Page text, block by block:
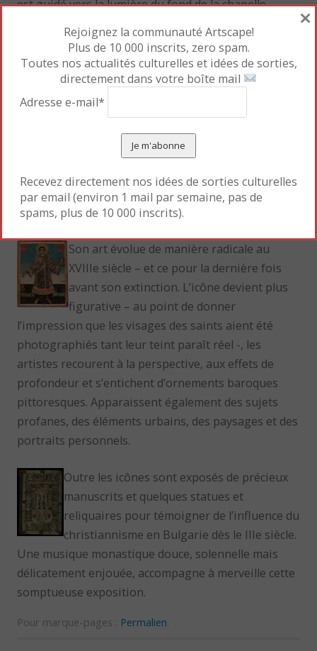
est guidé vers la lumière du fond de la chapelle.
historique.
A partir du XVIIIe siècle, l’icône joue un rôle
fondamental dans la reconquête de l’identité
nationale. Objet devenu politique, elle représente
des personnalités patriotiques comme les saints
frères Cyrille et Méthode.
L’icône bulgare était jusque-là sacrée. Elle n’utilisait
pas la perspective et ne tentait pas de reproduire la
réalité.
Son art évolue de manière radicale au
XVIIIe siècle – et ce pour la dernière fois
avant son extinction. L’icône devient plus
figurative – au point de donner
l’impression que les visages des saints aient été
photographiés tant leur teint paraît réel -, les
artistes recourent à la perspective, aux effets de
profondeur et s’entichent d’ornements baroques
pittoresques. Apparaissent également des sujets
profanes, des éléments urbains, des paysages et des
portraits personnels.
Outre les icônes sont exposés de précieux
manuscrits et quelques statues et
reliquaires pour témoigner de l’influence du
christiannisme en Bulgarie dès le IIIe siècle.
Une musique monastique douce, solennelle mais
délicatement enjouée, accompagne à merveille cette
somptueuse exposition.
Pour marque-pages : Permalien
Rejoignez la communauté Artscape!
Plus de 10 000 inscrits, zero spam.
Toutes nos actualités culturelles et idées de sorties,
directement dans votre boîte mail
Adresse e-mail*
Recevez directement nos idées de sorties culturelles
par email (environ 1 mail par semaine, pas de
spams, plus de 10 000 inscrits).
×